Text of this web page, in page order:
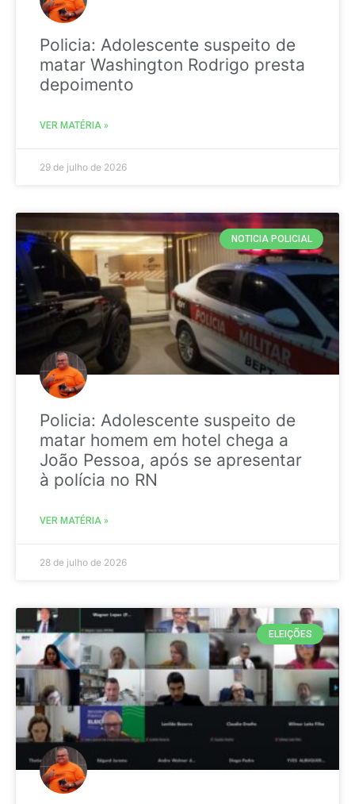
Policia: Adolescente suspeito de
matar Washington Rodrigo presta
depoimento
VER MATÉRIA »
29 de julho de 2026
NOTICIA POLICIAL
Policia: Adolescente suspeito de
matar homem em hotel chega a
João Pessoa, após se apresentar
à polícia no RN
VER MATÉRIA »
28 de julho de 2026
ELEIÇÕES